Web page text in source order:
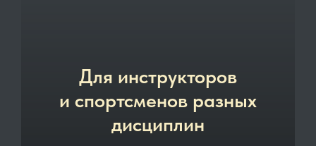
Для инструкторов
и спортсменов разных
дисциплин